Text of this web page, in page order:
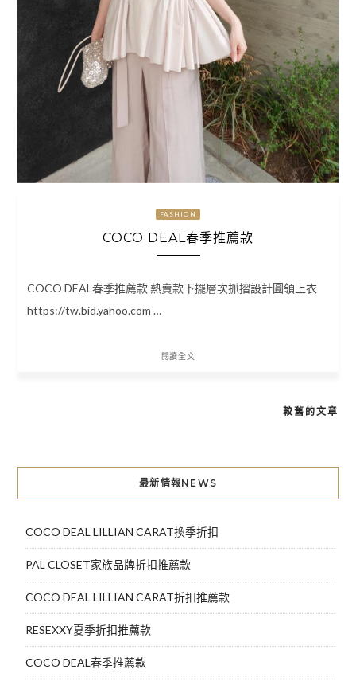
FASHION
COCO DEAL春季推薦款
COCO DEAL春季推薦款 熱賣款下擺層次抓摺設計圓領上衣
https://tw.bid.yahoo.com …
閱讀全文
導
覽
較舊的文章
最新情報NEWS
COCO DEAL LILLIAN CARAT換季折扣
PAL CLOSET家族品牌折扣推薦款
COCO DEAL LILLIAN CARAT折扣推薦款
RESEXXY夏季折扣推薦款
COCO DEAL春季推薦款